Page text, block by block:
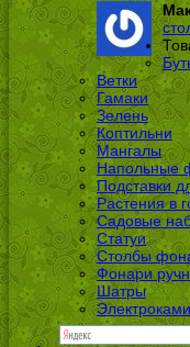
Ветки
Гамаки
Зелень
Коптильни
Мангалы
Напольные
Подставки
Растения в
Садовые
Статуи
Столбы
Фонари
Шатры